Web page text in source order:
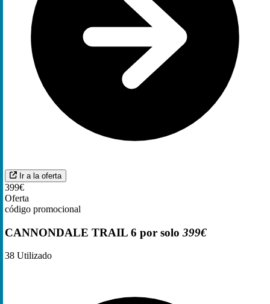
Ir a la oferta
399€
Oferta
código promocional
CANNONDALE TRAIL 6 por solo 399€
38 Utilizado